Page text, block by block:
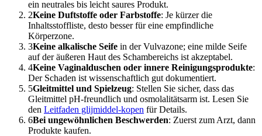
ein neutrales bis leicht saures Produkt.
2Keine Duftstoffe oder Farbstoffe: Je kürzer die
Inhaltsstoffliste, desto besser für eine empfindliche
Körperzone.
3Keine alkalische Seife in der Vulvazone; eine milde Seife
auf der äußeren Haut des Schambereichs ist akzeptabel.
4Keine Vaginalduschen oder innere Reinigungsprodukte:
Der Schaden ist wissenschaftlich gut dokumentiert.
5Gleitmittel und Spielzeug: Stellen Sie sicher, dass das
Gleitmittel pH-freundlich und osmolalitätsarm ist. Lesen Sie
den Leitfaden glijmiddel-kopen für Details.
6Bei ungewöhnlichen Beschwerden: Zuerst zum Arzt, dann
Produkte kaufen.